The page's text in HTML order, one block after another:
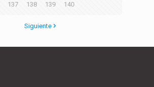
137 138 139 140
Siguiente